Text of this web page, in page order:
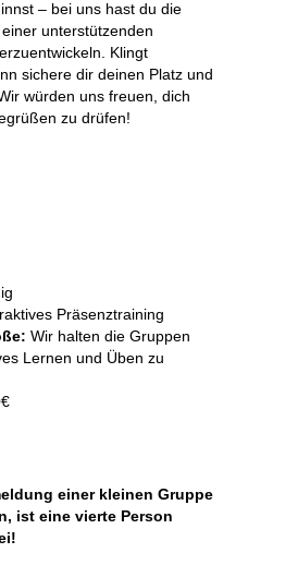
– bei uns hast du die
unterstützenden
Klingt
sichere dir deinen Platz und
würden uns freuen, dich
zu drüfen!
Präsenztraining
Wir halten die Gruppen
Lernen und Üben zu
einer kleinen Gruppe
ist eine vierte Person